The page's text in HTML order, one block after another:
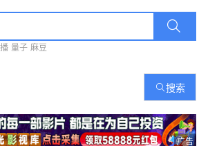
量子 麻豆
搜索
广告